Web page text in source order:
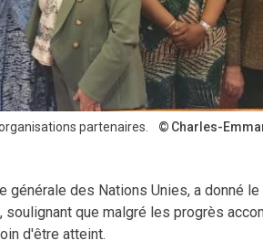
partenaires. Charles-
générale des Nations Unies, a donné
soulignant que malgré les progrès
d'être atteint.